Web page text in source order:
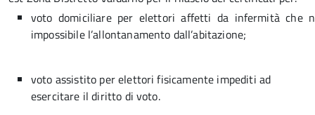
voto domiciliare per elettori affetti da infermità che
impossibile l’allontanamento dall’abitazione;
voto assistito per elettori fisicamente impediti ad
esercitare il diritto di voto.